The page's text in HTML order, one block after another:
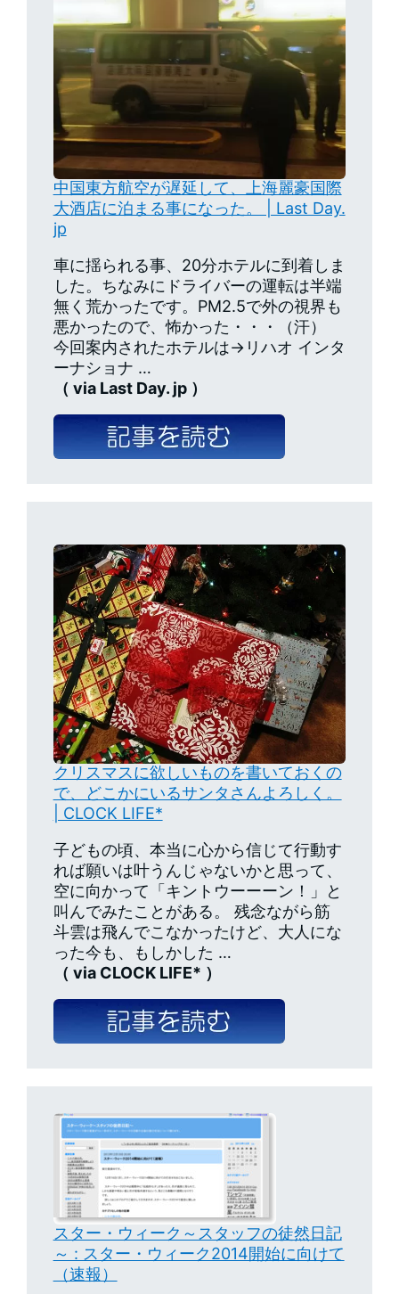
中国東方航空が遅延して、上海麗豪国際
大酒店に泊まる事になった。 | Last Day.
jp
車に揺られる事、20分ホテルに到着しま
した。ちなみにドライバーの運転は半端
無く荒かったです。PM2.5で外の視界も
悪かったので、怖かった・・・（汗）
今回案内されたホテルは→リハオ インタ
ーナショナ …
（ via Last Day. jp ）
クリスマスに欲しいものを書いておくの
で、どこかにいるサンタさんよろしく。
| CLOCK LIFE*
子どもの頃、本当に心から信じて行動す
れば願いは叶うんじゃないかと思って、
空に向かって「キントウーーーン！」と
叫んでみたことがある。 残念ながら筋
斗雲は飛んでこなかったけど、大人にな
った今も、もしかした …
（ via CLOCK LIFE* ）
スター・ウィーク～スタッフの徒然日記
～ : スター・ウィーク2014開始に向けて
（速報）